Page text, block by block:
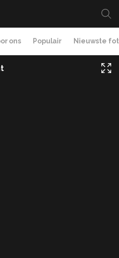
ons Populair Nieuwste